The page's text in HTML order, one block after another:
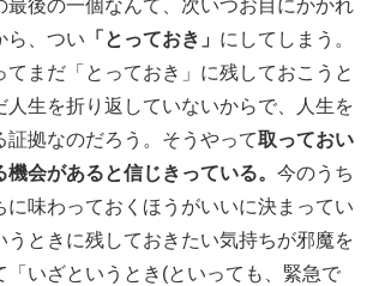
最後の一個なんて、次いつお目にかかれ
ら、つい 「とっておき」 にしてしまう。
まだ「とっておき」に残しておこうと
人生を折り返していないからで、人生を
証拠なのだろう。そうやって取っておい
会があると信じきっている。 今のうち
に味わっておくほうがいいに決まってい
うときに残しておきたい気持ちが邪魔を
「いざというとき(といっても、緊急で